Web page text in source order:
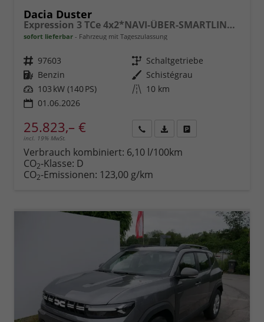
Dacia Duster
Expression 3 TCe 4x2*NAVI-ÜBER-SMARTLINK*AHK*PDC-KAMERA*LED*SHZ*17-ZOLL
sofort lieferbar Fahrzeug mit Tageszulassung
Fahrzeugnr. 97603 Getriebe Schaltgetriebe
Kraftstoff Benzin Außenfarbe Schistégrau
Leistung 103 kW (140 PS) Kilometerstand 10 km
01.06.2026
25.823,– €
incl. 19% MwSt.
anfordern
Datei,
Verbrauch kombiniert: 6,10 l/100km
CO2-Klasse: D
CO2-Emissionen: 123,00 g/km